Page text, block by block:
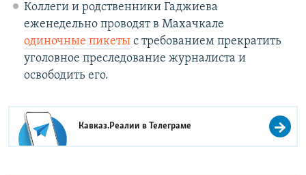
Коллеги и родственники Гаджиева
еженедельно проводят в Махачкале
одиночные пикетыс требованием прекратить
уголовное преследование журналиста и
освободить его.
Кавказ.Реалии вТелеграме